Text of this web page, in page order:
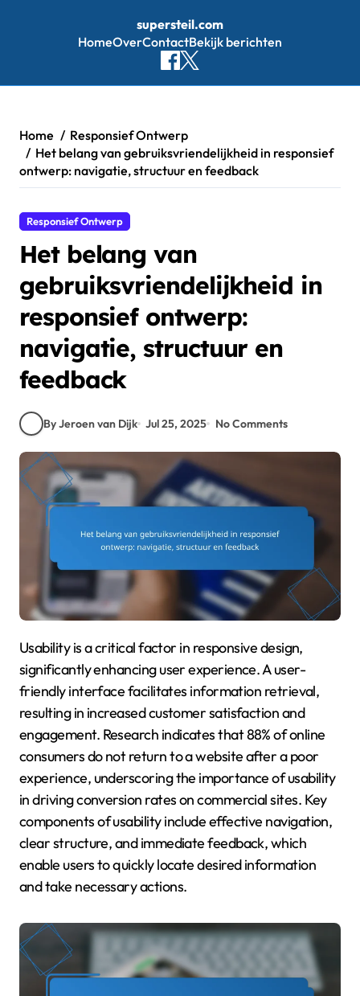
supersteil.com
HomeOverContactBekijk berichten
content
Home
Responsief Ontwerp
Het belang van gebruiksvriendelijkheid in responsief
ontwerp: navigatie, structuur en feedback
Responsief Ontwerp
Het belang van
gebruiksvriendelijkheid in
responsief ontwerp:
navigatie, structuur en
feedback
By Jeroen van Dijk Jul 25, 2025 No Comments
Usability is a critical factor in responsive design,
significantly enhancing user experience. A user-
friendly interface facilitates information retrieval,
resulting in increased customer satisfaction and
engagement. Research indicates that 88% of online
consumers do not return to a website after a poor
experience, underscoring the importance of usability
in driving conversion rates on commercial sites. Key
components of usability include effective navigation,
clear structure, and immediate feedback, which
enable users to quickly locate desired information
and take necessary actions.